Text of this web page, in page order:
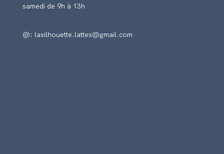
samedi de 9h à 13h
@: lasilhouette.lattes@gmail.com